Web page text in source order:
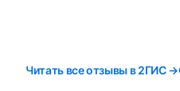
Читать все отзывы в 2ГИС →